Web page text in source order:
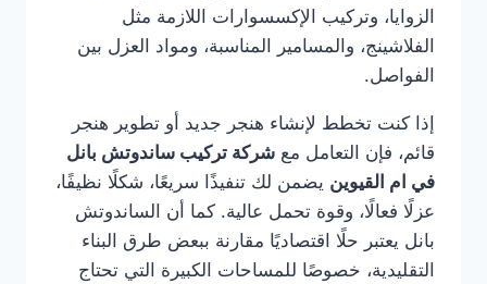
الزوايا، وتركيب الإكسسوارات اللازمة مثل
الفلاشينج، والمسامير المناسبة، ومواد العزل بين
الفواصل.
إذا كنت تخطط لإنشاء هنجر جديد أو تطوير هنجر
قائم، فإن التعامل مع شركة تركيب ساندوتش بانل
في ام القيوين يضمن لك تنفيذًا سريعًا، شكلًا نظيفًا،
عزلًا فعالًا، وقوة تحمل عالية. كما أن الساندوتش
بانل يعتبر حلًا اقتصاديًا مقارنة ببعض طرق البناء
التقليدية، خصوصًا للمساحات الكبيرة التي تحتاج